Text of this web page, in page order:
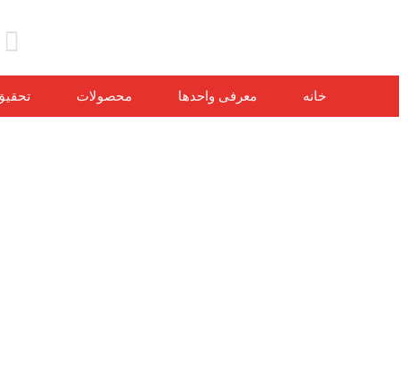
خانه معرفی واحدها محصولات